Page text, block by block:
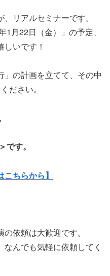
リアルセミナーです。
月22日（金）」の予定、
いです！
」の計画を立てて、その中
ださい。
です。
ちらから】
依頼は大歓迎です。
んでも気軽に依頼してく